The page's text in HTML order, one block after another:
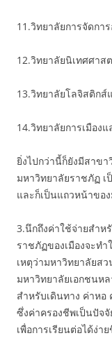
11.วิทยาลัยการจัดกา
12.วิทยาลัยนิเทศศาส
13.วิทยาลัยโลจิสติก
14.วิทยาลัยการเมือง
ยิ่งไปกว่านี้ก็ยังมีสาข
มหาวิทยาลัยราชภัฏ
และก็เป็นแถวหน้าขอ
3.นึกถึงค่าใช้จ่ายสำห
ราชภัฏของเมืองจะทำ
เหตุว่ามหาวิทยาลัยส
มหาวิทยาลัยเอกชนห
สำหรับเดินทาง ค่าหอ
ซึ่งค่าครองชีพเป็นปัจ
เพื่อการเรียนต่อได้ง่